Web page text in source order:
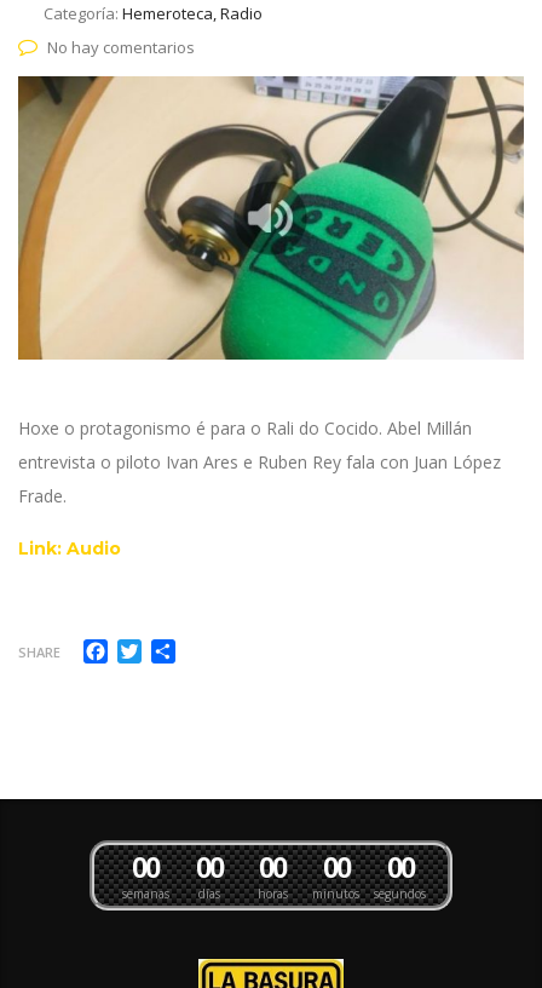
Categoría: Hemeroteca, Radio
No hay comentarios
Hoxe o protagonismo é para o Rali do Cocido. Abel Millán
entrevista o piloto Ivan Ares e Ruben Rey fala con Juan López
Frade.
Link: Audio
SHARE Facebook
Twitter
semanas
00
días
00
horas
00
minutos
00
segundos
00